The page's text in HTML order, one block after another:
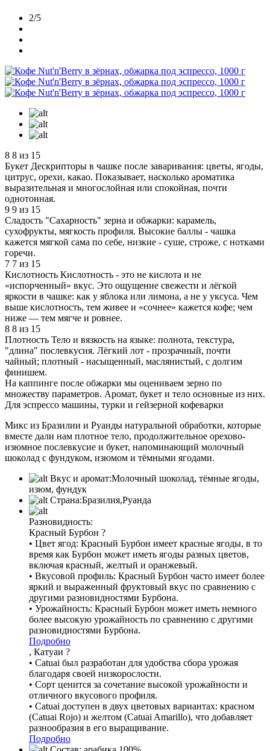
2/5
8 8 из 15
Букет Дескрипторы в чашке после заваривания: цветы, ягоды,
цитрус, орехи, какао. Показывает, насколько ароматика
выразительная и многослойная или спокойная, почти
однотонная.
9 9 из 15
Сладость "Сахарность" зерна и обжарки: карамель,
сухофрукты, мягкость профиля. Высокие баллы - чашка
кажется мягкой сама по себе, низкие - суше, строже, с нотками
горечи.
7 7 из 15
Кислотность Кислотность - это не кислота и не
«испорченный» вкус. Это ощущение свежести и лёгкой
яркости в чашке: как у яблока или лимона, а не у уксуса. Чем
выше кислотность, тем живее и «сочнее» кажется кофе; чем
ниже — тем мягче и ровнее.
8 8 из 15
Плотность Тело и вязкость на языке: полнота, текстура,
"длина" послевкусия. Лёгкий лот - прозрачный, почти
чайный; плотный - насыщенный, маслянистый, с долгим
финишем.
На каппинге после обжарки мы оцениваем зерно по
множеству параметров. Аромат, букет и тело основные из них.
Для эспрессо машины, турки и гейзерной кофеварки
Микс из Бразилии и Руанды натуральной обработки, которые
вместе дали нам плотное тело, продолжительное орехово-
изюмное послевкусие и букет, напоминающий молочный
шоколад с фундуком, изюмом и тёмными ягодами.
Вкус и аромат:Молочный шоколад, тёмные ягоды,
изюм, фундук
Страна:Бразилия,Руанда
Разновидность:
Красный Бурбон ?
• Цвет ягод: Красный Бурбон имеет красные ягоды, в то
время как Бурбон может иметь ягоды разных цветов,
включая красный, желтый и оранжевый.
• Вкусовой профиль: Красный Бурбон часто имеет более
яркий и выраженный фруктовый вкус по сравнению с
другими разновидностями Бурбона.
• Урожайность: Красный Бурбон может иметь немного
более высокую урожайность по сравнению с другими
разновидностями Бурбона.
Подробно
, Катуаи ?
• Catuai был разработан для удобства сбора урожая
благодаря своей низкорослости.
• Сорт ценится за сочетание высокой урожайности и
отличного вкусового профиля.
• Catuai доступен в двух цветовых вариантах: красном
(Catuai Rojo) и желтом (Catuai Amarillo), что добавляет
разнообразия в его выращивание.
Подробно